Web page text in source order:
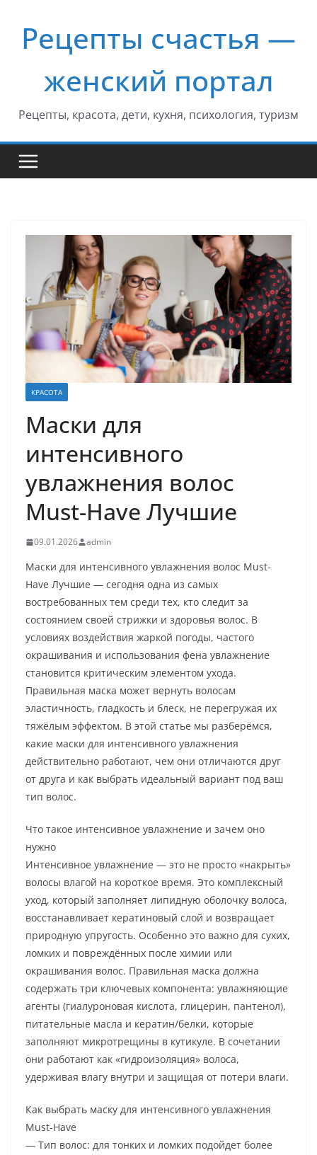
содержимому
Рецепты счастья —
женский портал
Рецепты, красота, дети, кухня, психология, туризм
КРАСОТА
Маски для
интенсивного
увлажнения волос
Must-Have Лучшие
09.01.2026 admin
Маски для интенсивного увлажнения волос Must-
Have Лучшие — сегодня одна из самых
востребованных тем среди тех, кто следит за
состоянием своей стрижки и здоровья волос. В
условиях воздействия жаркой погоды, частого
окрашивания и использования фена увлажнение
становится критическим элементом ухода.
Правильная маска может вернуть волосам
эластичность, гладкость и блеск, не перегружая их
тяжёлым эффектом. В этой статье мы разберёмся,
какие маски для интенсивного увлажнения
действительно работают, чем они отличаются друг
от друга и как выбрать идеальный вариант под ваш
тип волос.
Что такое интенсивное увлажнение и зачем оно
нужно
Интенсивное увлажнение — это не просто «накрыть»
волосы влагой на короткое время. Это комплексный
уход, который заполняет липидную оболочку волоса,
восстанавливает кератиновый слой и возвращает
природную упругость. Особенно это важно для сухих,
ломких и повреждённых после химии или
окрашивания волос. Правильная маска должна
содержать три ключевых компонента: увлажняющие
агенты (гиалуроновая кислота, глицерин, пантенол),
питательные масла и кератин/белки, которые
заполняют микротрещины в кутикуле. В сочетании
они работают как «гидроизоляция» волоса,
удерживая влагу внутри и защищая от потери влаги.
Как выбрать маску для интенсивного увлажнения
Must-Have
— Тип волос: для тонких и ломких подойдет более